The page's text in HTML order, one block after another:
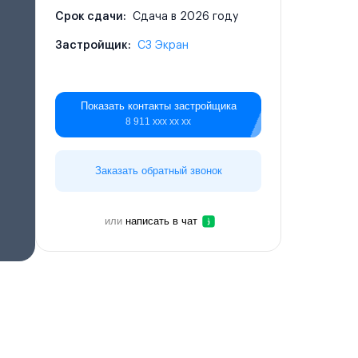
Срок сдачи: Сдача в 2026 году
Застройщик: СЗ Экран
Показать контакты застройщика
8 911 ххх хх хх
Заказать обратный звонок
или написать в чат